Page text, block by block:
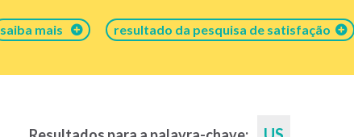
saiba mais resultado da pesquisa de satisfação